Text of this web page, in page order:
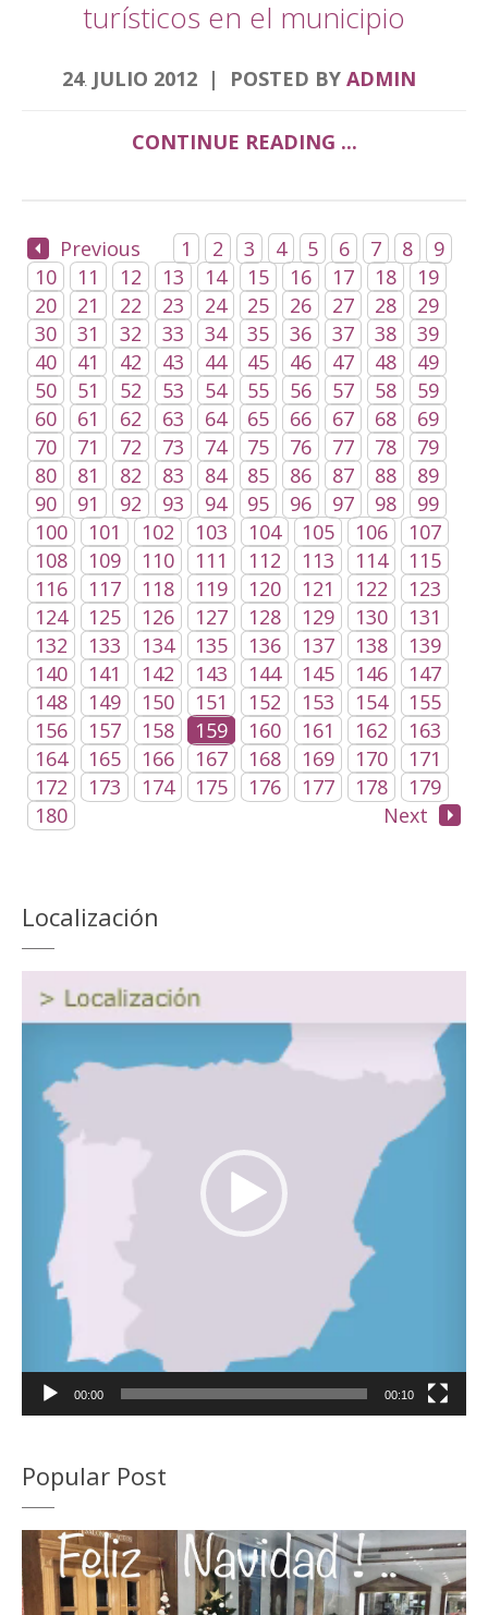
turísticos en el municipio
24. JULIO 2012 POSTED BY ADMIN
CONTINUE READING ...
Previous 1 2 3 4 5 6 7 8
9
10
11 12 13 14 15 16 17 18
19
20
21 22 23 24 25 26 27 28
29
30
31 32 33 34 35 36 37 38
39
40
41 42 43 44 45 46 47 48
49
50
51 52 53 54 55 56 57 58
59
60
61 62 63 64 65 66 67 68
69
70
71 72 73 74 75 76 77 78
79
80
81 82 83 84 85 86 87 88
89
90
91 92 93 94 95 96 97 98
99
100
101 102 103 104 105 106
107
108
109 110 111 112 113 114
115
116
117 118 119 120 121 122
123
124
125 126 127 128 129 130
131
132
133 134 135 136 137 138
139
140
141 142 143 144 145 146
147
148
149 150 151 152 153 154
155
156
157 158 159 160 161 162
163
164
165 166 167 168 169 170
171
172
173 174 175 176 177 178
179
180
Next
Localización
Reproductor
de
00:00 00:10
Popular Post